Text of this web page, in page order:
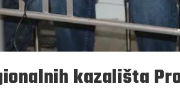
kazališta